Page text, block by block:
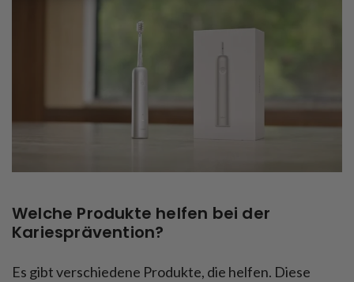
Welche Produkte helfen bei der
Kariesprävention?
Es gibt verschiedene Produkte, die helfen. Diese